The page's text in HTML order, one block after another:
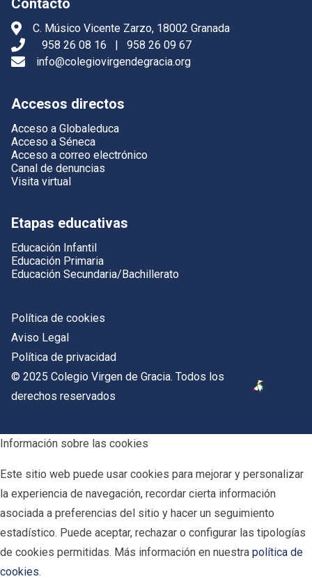
Contacto
C. Músico Vicente Zarzo, 18002 Granada
958 26 08 16
|
958 26 09 67
info@colegiovirgendegracia.org
Accesos directos
Acceso a Globaleduca
Acceso a Séneca
Acceso a correo electrónico
Canal de denuncias
Visita virtual
Etapas educativas
Educación Infantil
Educación Primaria
Educación Secundaria/Bachillerato
Política de cookies
Aviso Legal
Política de privacidad
© 2025 Colegio Virgen de Gracia. Todos los
derechos reservados
Información sobre las cookies
Este sitio web puede usar cookies para mejorar y personalizar
la experiencia de navegación, recordar cierta información
asociada a preferencias del sitio y hacer un seguimiento
estadístico. Puede aceptar, rechazar o configurar las tipologías
de cookies permitidas. Más información en nuestra política de
cookies.